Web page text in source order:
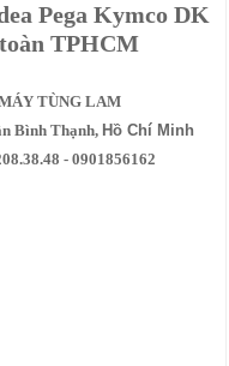
Pega Kymco DK
TPHCM
TÙNG LAM
Bình Thạnh, Hồ Chí Minh
- 0901856162